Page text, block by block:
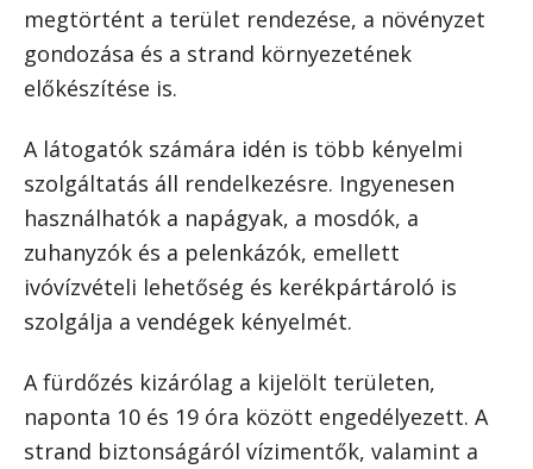
megtörtént a terület rendezése, a növényzet
gondozása és a strand környezetének
előkészítése is.
A látogatók számára idén is több kényelmi
szolgáltatás áll rendelkezésre. Ingyenesen
használhatók a napágyak, a mosdók, a
zuhanyzók és a pelenkázók, emellett
ivóvízvételi lehetőség és kerékpártároló is
szolgálja a vendégek kényelmét.
A fürdőzés kizárólag a kijelölt területen,
naponta 10 és 19 óra között engedélyezett. A
strand biztonságáról vízimentők, valamint a